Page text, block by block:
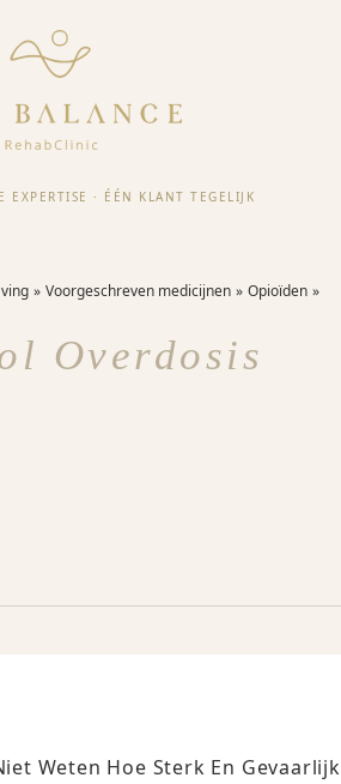
EXPERTISE · ÉÉN KLANT TEGELIJK
Voorgeschreven medicijnen Opioïden
Overdosis
Weten Hoe Sterk En Gevaarlijk